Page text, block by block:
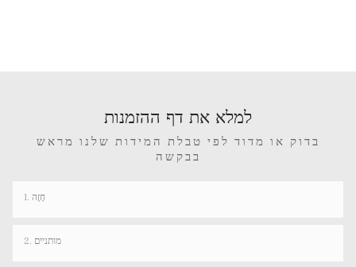
למלא את דף ההזמנות
בדוק או מדוד לפי טבלת המידות שלנו מראש
בבקשה
1. חָזֶה
2. מותניים